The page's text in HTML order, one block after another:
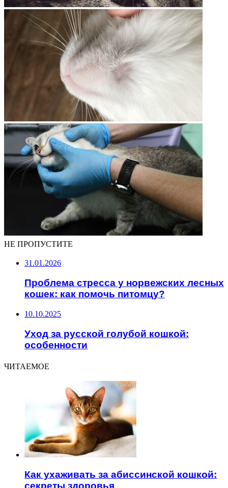
НЕ ПРОПУСТИТЕ
31.01.2026
Проблема стресса у норвежских лесных
кошек: как помочь питомцу?
10.10.2025
Уход за русской голубой кошкой:
особенности
ЧИТАЕМОЕ
Как ухаживать за абиссинской кошкой:
секреты здоровья